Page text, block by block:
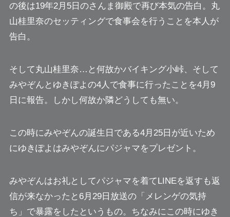
の後は19年2月5日のさんま御殿で再び本気の告白。丸
山桂里奈のセッティングで食事会を行うことを本人が
告白。
そして丸山桂里奈…と 何故かバイキング小峠、そして
みやぞんとゆきぽよの4人で食事に行ったことを4月9
日に報告。しかし何故か隣どうしても無い。
この時にみやぞんの誕生日である4月25日が近いため
にゆきぽよはみやぞんにパジャマをプレゼント。
みやぞんはお礼としてパジャマを着てLINEを返すも返
信が来なかったと6月29日放送の「メレンゲの気持
ち」で暴露をしたというもの。ちなみにこの時にゆき